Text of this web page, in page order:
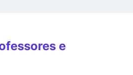
e